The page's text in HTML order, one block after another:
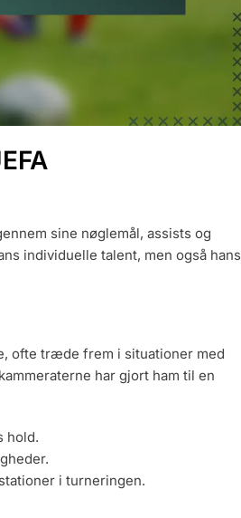
sine nøglemål, assists og
individuelle talent, men også hans
ofte træde frem i situationer med
har gjort ham til en
hold.
i turneringen.